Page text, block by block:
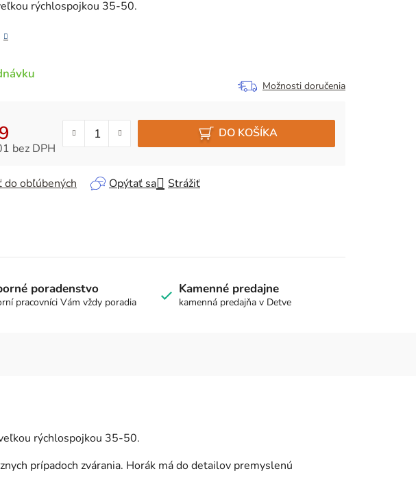
rýchlospojkou 35-50.
Možnosti doručenia
bez DPH
DO KOŠÍKA
Opýtať sa Strážiť
do obľúbených
poradenstvo
pracovníci Vám vždy poradia
Kamenné predajne
kamenná predajňa v Detve
rýchlospojkou 35-50.
prípadoch zvárania. Horák má do detailov premyslenú